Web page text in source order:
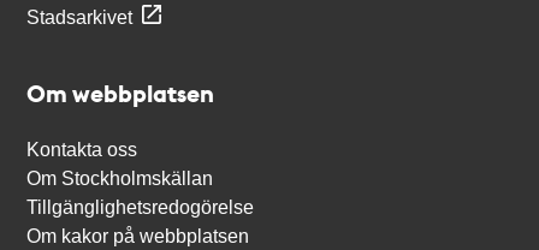
Stadsarkivet
Om webbplatsen
Kontakta oss
Om Stockholmskällan
Tillgänglighetsredogörelse
Om kakor på webbplatsen